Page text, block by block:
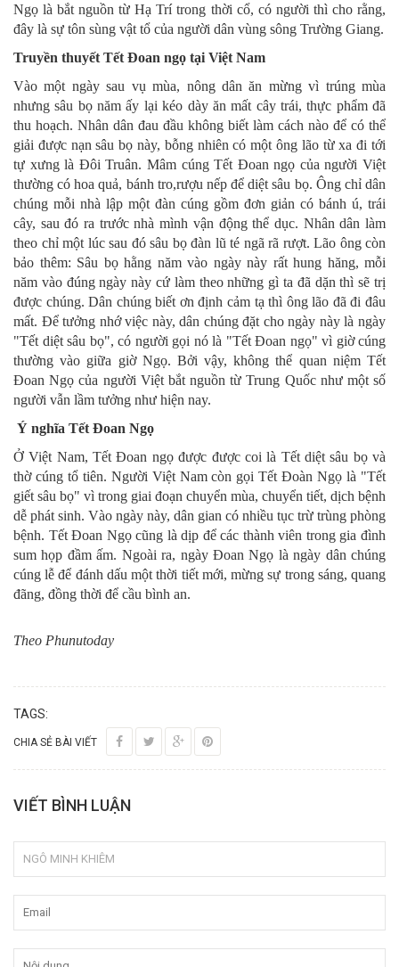
Ngọ là bắt nguồn từ Hạ Trí trong thời cổ, có người thì cho rằng,
đây là sự tôn sùng vật tổ của người dân vùng sông Trường Giang.
Truyền thuyết Tết Đoan ngọ tại Việt Nam
Vào một ngày sau vụ mùa, nông dân ăn mừng vì trúng mùa
nhưng sâu bọ năm ấy lại kéo dày ăn mất cây trái, thực phẩm đã
thu hoạch. Nhân dân đau đầu không biết làm cách nào để có thể
giải được nạn sâu bọ này, bỗng nhiên có một ông lão từ xa đi tới
tự xưng là Đôi Truân. Mâm cúng Tết Đoan ngọ của người Việt
thường có hoa quả, bánh tro,rượu nếp để diệt sâu bọ. Ông chỉ dân
chúng mỗi nhà lập một đàn cúng gồm đơn giản có bánh ú, trái
cây, sau đó ra trước nhà mình vận động thể dục. Nhân dân làm
theo chỉ một lúc sau đó sâu bọ đàn lũ té ngã rã rượt. Lão ông còn
bảo thêm: Sâu bọ hằng năm vào ngày này rất hung hăng, mỗi
năm vào đúng ngày này cứ làm theo những gì ta đã dặn thì sẽ trị
được chúng. Dân chúng biết ơn định cảm tạ thì ông lão đã đi đâu
mất. Để tưởng nhớ việc này, dân chúng đặt cho ngày này là ngày
"Tết diệt sâu bọ", có người gọi nó là "Tết Đoan ngọ" vì giờ cúng
thường vào giữa giờ Ngọ. Bởi vậy, không thể quan niệm Tết
Đoan Ngọ của người Việt bắt nguồn từ Trung Quốc như một số
người vẫn lầm tưởng như hiện nay.
Ý nghĩa Tết Đoan Ngọ
Ở Việt Nam, Tết Đoan ngọ được được coi là Tết diệt sâu bọ và
thờ cúng tổ tiên. Người Việt Nam còn gọi Tết Đoàn Ngọ là "Tết
giết sâu bọ" vì trong giai đoạn chuyển mùa, chuyển tiết, dịch bệnh
dễ phát sinh. Vào ngày này, dân gian có nhiều tục trừ trùng phòng
bệnh. Tết Đoan Ngọ cũng là dịp để các thành viên trong gia đình
sum họp đầm ấm. Ngoài ra, ngày Đoan Ngọ là ngày dân chúng
cúng lễ để đánh dấu một thời tiết mới, mừng sự trong sáng, quang
đãng, đồng thời để cầu bình an.
Theo Phunutoday
TAGS:
CHIA SẺ BÀI VIẾT
VIẾT BÌNH LUẬN